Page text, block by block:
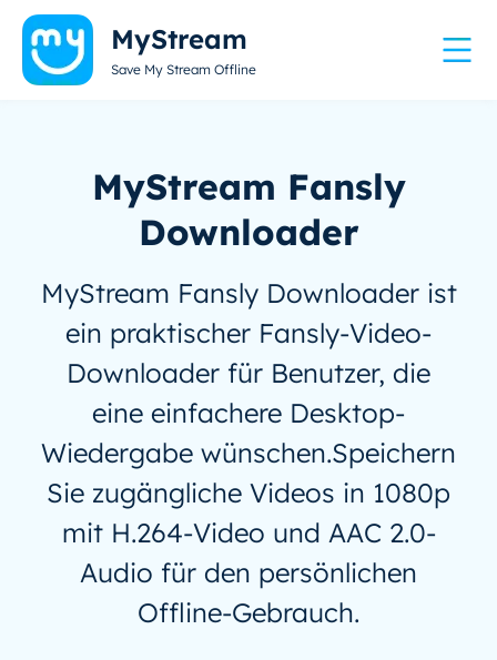
MyStream
Save My Stream Offline
MyStream Fansly
Downloader
MyStream Fansly Downloader ist
ein praktischer Fansly-Video-
Downloader für Benutzer, die
eine einfachere Desktop-
Wiedergabe wünschen.Speichern
Sie zugängliche Videos in 1080p
mit H.264-Video und AAC 2.0-
Audio für den persönlichen
Offline-Gebrauch.